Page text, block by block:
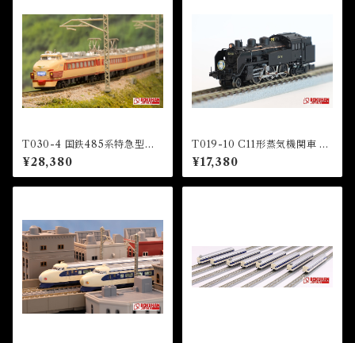
T030-4 国鉄485系特急型車
両 初期形 雷鳥 国鉄色 5両基本
セット (JNR 485 LIMITED
EXPRESS "RAICHO" JNR
¥28,380
T019-10 C11形蒸気機関車 12
3号機 東武鉄道SL「大樹」 タ
イプ (TOBU Railway C11 St
eam Locomotive Number 1
¥17,380